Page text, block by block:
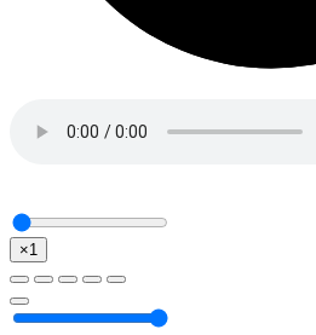
×1